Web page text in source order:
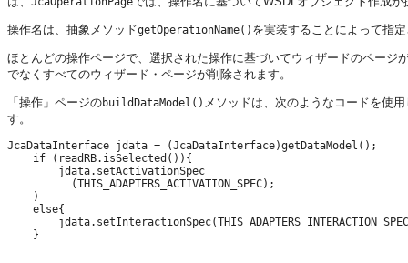
操作名は、抽象メソッドgetOperationName() を実装することによって指
ほとんどの操作ページで、選択された操作に基づいてウィザードのページ
でなくすべてのウィザード・ページが削除されます。
「操作」ページのbuildDataModel() メソッドは、次のようなコードを使
す。
JcaDataInterface jdata = (JcaDataInterface)getDataModel();
    if (readRB.isSelected()){
        jdata.setActivationSpec
          (THIS_ADAPTERS_ACTIVATION_SPEC);
    )
    else{